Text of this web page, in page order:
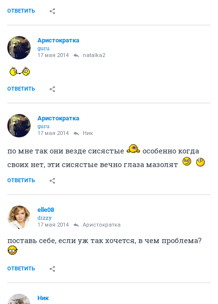
ОТВЕТИТЬ
Аристократка
guru
17 мая 2014 natalka2
ОТВЕТИТЬ
Аристократка
guru
17 мая 2014 Ник
по мне так они везде сисястые
особенно когда
своих нет, эти сисястые вечно глаза мазолят
ОТВЕТИТЬ
elle08
dizzy
17 мая 2014 Аристократка
поставь себе, если уж так хочется, в чем проблема?
ОТВЕТИТЬ
Ник